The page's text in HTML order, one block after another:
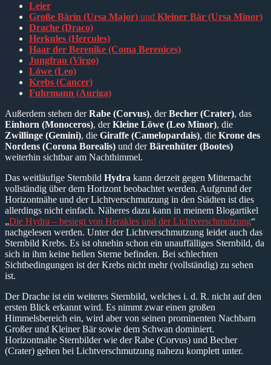
Leier
Große Bärin (Ursa Major) und Kleiner Bär (Ursa Minor)
Drache (Draco)
Herkules (Hercules)
Haar der Berenike (Coma Berenices)
Jungfrau (Virgo)
Löwe (Leo)
Krebs (Cancer)
Fuhrmann (Auriga)
Außerdem stehen derRabe (Corvus), derBecher (Crater), das
Einhorn (Monoceros), derKleine Löwe (Leo Minor), die
Zwillinge (Gemini), die Giraffe (Camelopardais), die Krone des
Nordens (Corona Borealis) und derBärenhüter (Bootes)
weiterhin sichtbar am Nachthimmel.
Das weitläufige Sternbild Hydra kann derzeit gegen Mitternacht
vollständig über dem Horizont beobachtet werden. Aufgrund der
Horizontnähe und der Lichtverschmutzung in den Städten ist dies
allerdings nicht einfach. Näheres dazu kann in meinem Blogartikel
„Die Hydra – besiegt von Herakles und der Lichtverschmutzung“
nachgelesen werden. Unter der Lichtverschmutzung leidet auch das
Sternbild Krebs. Es ist ohnehin schon ein unauffälliges Sternbild, da
sich in ihm keine hellen Sterne befinden. Bei schlechten
Sichtbedingungen ist der Krebs nicht mehr (vollständig) zu sehen
ist.
Der Drache ist ein weiteres Sternbild, welches i. d. R. nicht auf den
ersten Blick erkannt wird. Es nimmt zwar einen großen
Himmelsbereich ein, wird aber von seinen prominenten Nachbarn
Großer und Kleiner Bär sowie dem Schwan dominiert.
Horizontnahe Sternbilder wie der Rabe (Corvus) und Becher
(Crater) gehen bei Lichtverschmutzung nahezu komplett unter.